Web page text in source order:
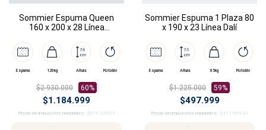
Sommier Espuma Queen
160 x 200 x 28 Línea
Espuma 120kg Altura Rotable
$2.930.000 60%
$1.184.999
Precio sin impuestos nacionales: $979.338,02
Sommier Espuma 1 Plaza 80
x 190 x 23 Línea Dalí
Espuma Altura 85kg Rotable
$1.225.000 59%
$497.999
Precio sin impuestos nacionales: $411.569,42